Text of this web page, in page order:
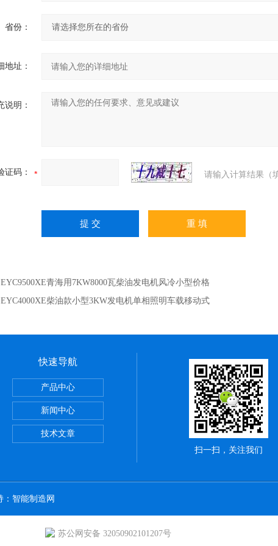
省份：
地址：
说明：
证码： 请输入计算结果（
EYC9500XE青海用7KW8000瓦柴油发电机风冷小型价格
EYC4000XE柴油款小型3KW发电机单相照明车载移动式
用汽油发电机9KW价格经济实惠
型3KW/5KW/7KW8
机配186柴油机电启动
快速导航
产品中心
新闻中心
技术文章
扫一扫，关注我们
智能制造网
苏公网安备 32050902101207号